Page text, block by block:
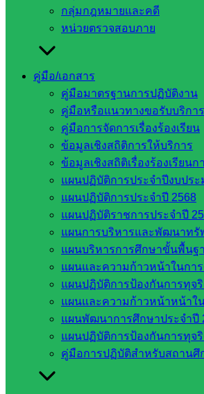
กลุ่มกฎหมายและคดี
หน่วยตรวจสอบภาย
คู่มือ/เอกสาร
คู่มือมาตรฐานการปฏิบัติงาน
คู่มือหรือแนวทางขอรับบริกา
คู่มือการจัดการเรื่องร้องเรียน
ข้อมูลเชิงสถิติการให้บริการ
ข้อมูลเชิงสถิติเรื่องร้องเรียน
แผนปฏิบัติการประจำปีงบปร
แผนปฏิบัติการประจำปี 2568
แผนปฏิบัติราชการประจำปี
แผนการบริหารและพัฒนาทรั
แผนบริหารการศึกษาขั้นพื้นฐ
แผนและความก้าวหน้าในกา
แผนปฏิบัติการป้องกันการทุจ
แผนและความก้าวหน้าหน้าใ
แผนพัฒนาการศึกษาประจำปี
แผนปฏิบัติการป้องกันการทุจ
คู่มือการปฏิบัติสำหรับสถานศึ
Post Views: 356
web2021_admin